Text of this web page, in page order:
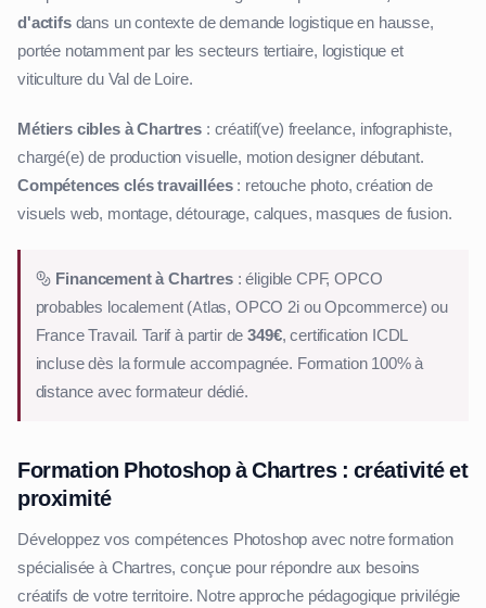
d'actifsdans un contexte de demande logistique en hausse,
portée notamment par les secteurs tertiaire, logistique et
viticulture du Val de Loire.
Métiers cibles à Chartres : créatif(ve) freelance, infographiste,
chargé(e) de production visuelle, motion designer débutant.
Compétences clés travaillées: retouche photo, création de
visuels web, montage, détourage, calques, masques de fusion.
Financement à Chartres: éligible CPF, OPCO
probables localement (Atlas, OPCO 2i ou Opcommerce) ou
France Travail. Tarif à partir de349€, certification ICDL
incluse dès la formule accompagnée. Formation 100% à
distance avec formateur dédié.
Formation Photoshop à Chartres : créativité et
proximité
Développez vos compétences Photoshop avec notre formation
spécialisée à Chartres, conçue pour répondre aux besoins
créatifs de votre territoire. Notre approche pédagogique privilégie